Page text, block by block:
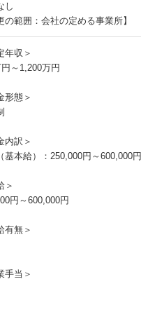
し
の範囲：会社の定める事業所】
年収＞
～1,200万円
形態＞
内訳＞
基本給）：250,000円～600,000円
＞
円～600,000円
有無＞
手当＞